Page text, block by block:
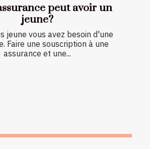
peut avoir un
jeune?
jeune vous avez besoin d'une
Faire une souscription à une
assurance et une...